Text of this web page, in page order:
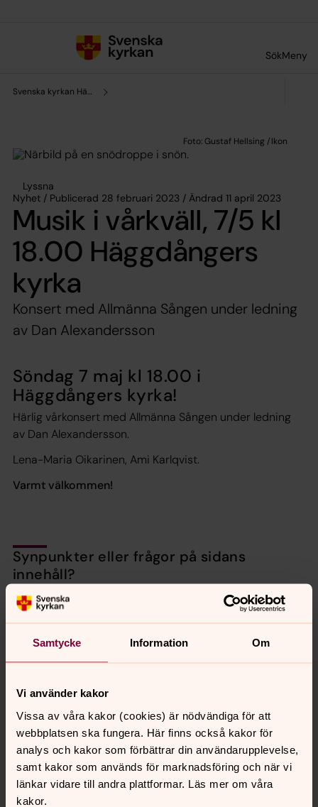
Samtycke Information Om
Vi använder kakor
Vissa av våra kakor (cookies) är nödvändiga för att
webbplatsen ska fungera. Här finns också kakor för
analys och kakor som förbättrar din användarupplevelse,
samt kakor som används för marknadsföring och när vi
länkar vidare till andra plattformar. Läs mer om våra
kakor.
SökMeny
Svenska kyrkan Härnösand
Lyssna
Nyhet / Publicerad 28 februari 2023 / Ändrad 11 april 2023
Musik i vårkväll, 7/5 kl
18.00 Häggdångers
kyrka
Konsert med Allmänna Sången under ledning
av Dan Alexandersson
Söndag 7 maj kl 18.00 i
Häggdångers kyrka!
Härlig vårkonsert med Allmänna Sången under ledning
av Dan Alexandersson.
Lena-Maria Oikarinen, Ami Karlqvist.
Varmt välkommen!
Synpunkter eller frågor på sidans
innehåll?
harnosand.pastorat@svenskakyrkan.se
Dela
Tillbaka till toppen
Tillbaka till innehållet
Kontakt
Kalender